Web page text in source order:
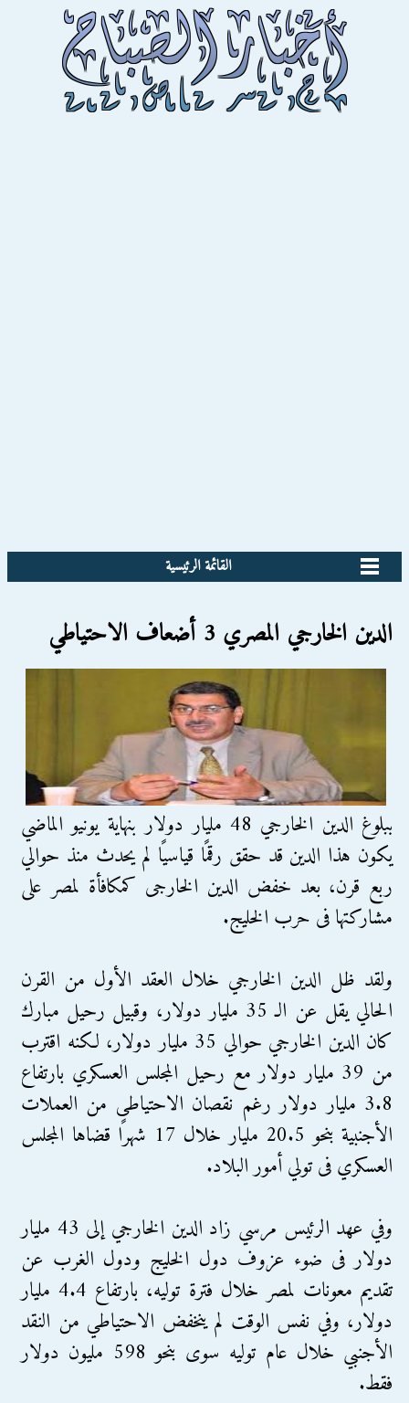
القائمة الرئيسية
الدين الخارجي المصري 3 أضعاف الاحتياطي
ببلوغ الدين الخارجي 48 مليار دولار بنهاية يونيو الماضي
يكون هذا الدين قد حقق رقمًا قياسيًا لم يحدث منذ حوالي
ربع قرن، بعد خفض الدين الخارجى كمكافأة لمصر على
مشاركتها فى حرب الخليج.
ولقد ظل الدين الخارجي خلال العقد الأول من القرن
الحالي يقل عن الـ 35 مليار دولار، وقبيل رحيل مبارك
كان الدين الخارجي حوالي 35 مليار دولار، لكنه اقترب
من 39 مليار دولار مع رحيل المجلس العسكري بارتفاع
3.8 مليار دولار رغم نقصان الاحتياطى من العملات
الأجنبية بنحو 20.5 مليار خلال 17 شهرًا قضاها المجلس
العسكري فى تولي أمور البلاد.
وفي عهد الرئيس مرسي زاد الدين الخارجي إلى 43 مليار
دولار فى ضوء عزوف دول الخليج ودول الغرب عن
تقديم معونات لمصر خلال فترة توليه، بارتفاع 4.4 مليار
دولار، وفي نفس الوقت لم ينخفض الاحتياطي من النقد
الأجنبي خلال عام توليه سوى بنحو 598 مليون دولار
فقط.